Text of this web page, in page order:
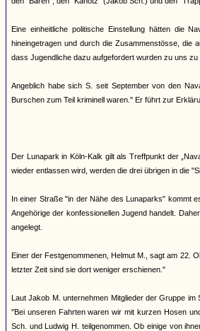
Eine einheitliche politische Einstellung hätten die
hineingetragen und durch die Zusammenstösse, die
dass Jugendliche dazu aufgefordert wurden zu uns
Angeblich habe sich S. seit September von den
Burschen zum Teil kriminell waren." Er führt zur
Der Lunapark in Köln-Kalk gilt als Treffpunkt der
wieder entlassen wird, werden die drei übrigen in die
In einer Straße "in der Nähe des Lunaparks" kommt
Angehörige der konfessionellen Jugend handelt.
angelegt.
Einer der Festgenommenen, Helmut M., sagt am 22.
letzter Zeit sind sie dort weniger erschienen."
Laut Jakob M. unternehmen Mitglieder der Gruppe
"Bei unseren Fahrten waren wir mit kurzen Hosen
Sch. und Ludwig H. teilgenommen. Ob einige von